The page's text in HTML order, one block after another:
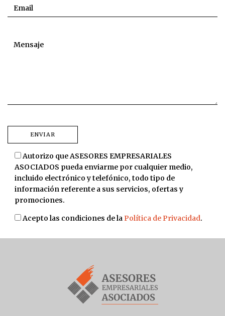
Autorizo que ASESORES EMPRESARIALES
ASOCIADOS pueda enviarme por cualquier medio,
incluido electrónico y telefónico, todo tipo de
información referente a sus servicios, ofertas y
promociones.
Acepto las condiciones de la Política de Privacidad.